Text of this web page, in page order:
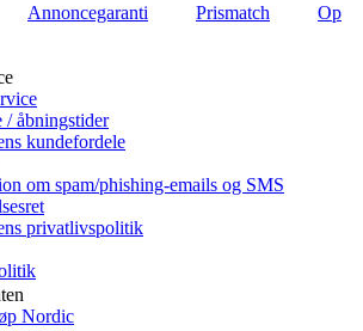
Annoncegaranti Prismatch
Op
/ åbningstider
kundefordele
om spam/phishing-emails og SMS
privatlivspolitik
Nordic